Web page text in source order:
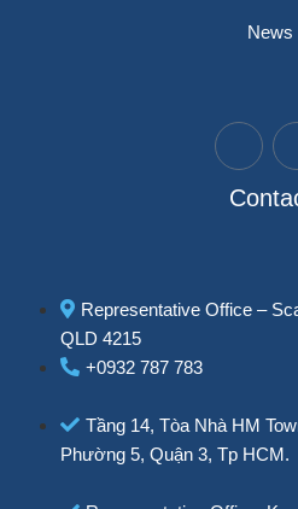
News
Representative Office –
QLD 4215
+0932 787 783
Tầng 14, Tòa Nhà HM
Phường 5, Quận 3, Tp HCM.